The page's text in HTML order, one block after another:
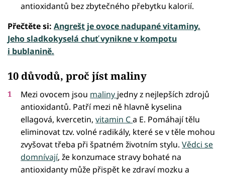
antioxidantů bez zbytečného přebytku kalorií.
Přečtěte si: Angrešt je ovoce nadupané vitaminy.
Jeho sladkokyselá chuť vynikne v kompotu
i bublanině.
10 důvodů, proč jíst maliny
Mezi ovocem jsou maliny jedny z nejlepších zdrojů
antioxidantů. Patří mezi ně hlavně kyselina
ellagová, kvercetin,vitamin Ca E. Pomáhají tělu
eliminovat tzv. volné radikály, které se v těle mohou
zvyšovat třeba při špatném životním stylu.Vědci se
domnívají, že konzumace stravy bohaté na
antioxidanty může přispět ke zdraví mozku a